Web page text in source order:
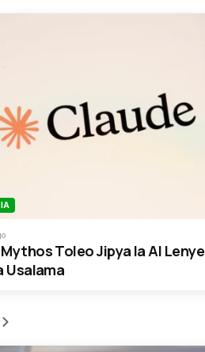
Toleo Jipya la AI Lenye
Usalama